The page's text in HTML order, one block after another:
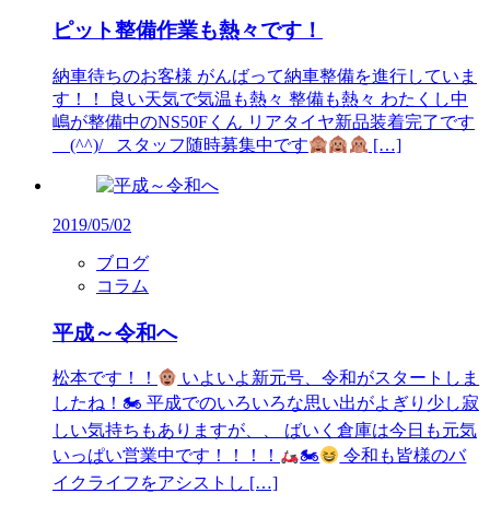
ピット整備作業も熱々です！
納車待ちのお客様 がんばって納車整備を進行していま
す！！ 良い天気で気温も熱々 整備も熱々 わたくし中
嶋が整備中のNS50Fくん リアタイヤ新品装着完了です
(^^)/ スタッフ随時募集中です
[…]
2019/05/02
ブログ
コラム
平成～令和へ
松本です！！
いよいよ新元号、令和がスタートしま
したね！🏍 平成でのいろいろな思い出がよぎり少し寂
しい気持ちもありますが、、 ばいく倉庫は今日も元気
いっぱい営業中です！！！！
🏍
令和も皆様のバ
イクライフをアシストし […]